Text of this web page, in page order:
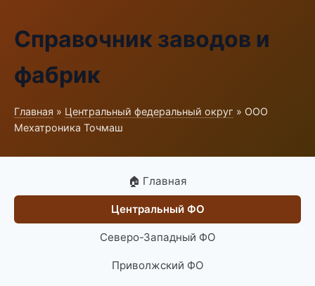
Справочник заводов и
фабрик
Главная » Центральный федеральный округ » ООО
Мехатроника Точмаш
🏠 Главная
Центральный ФО
Северо-Западный ФО
Приволжский ФО